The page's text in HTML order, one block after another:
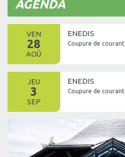
AGENDA
VEN
28
AOÛ
ENEDIS
Coupure de courant
JEU
3
SEP
ENEDIS
Coupure de courant